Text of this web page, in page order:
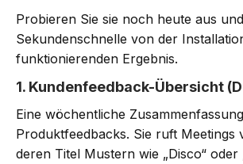
Probieren Sie sie noch heute aus
Sekundenschnelle von der
funktionierenden Ergebnis.
1. Kundenfeedback-Übersicht
Eine wöchentliche
Produktfeedbacks. Sie ruft Meetings
deren Titel Mustern wie „Disco“ oder